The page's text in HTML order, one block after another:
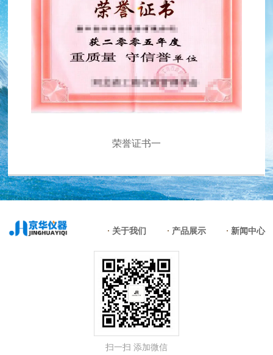
荣誉证书一
关于我们 产品展示 新闻中心
扫一扫 添加微信